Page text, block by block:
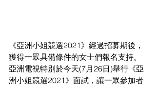
《亞洲小姐競選2021》經過招募期後，
獲得一眾具備條件的女士們報名支持。
亞洲電視特別於今天(7月26日)舉行《亞
洲小姐競選2021》面試，讓一眾參加者